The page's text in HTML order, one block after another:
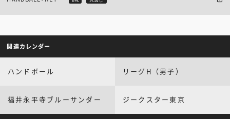
関連カレンダー
ハンドボール リーグH（男子）
福井永平寺ブルーサンダー ジークスター東京